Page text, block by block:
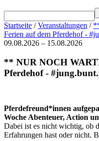
Startseite /Veranstaltungen /
Ferien auf dem Pferdehof -
09.08.2026 – 15.08.2026
** NUR NOCH
Pferdehof -
Pferdefreund*innen
Woche Abenteuer, Action
Dabei ist es nicht wichtig, ob
Erfahrungen hast oder nicht.